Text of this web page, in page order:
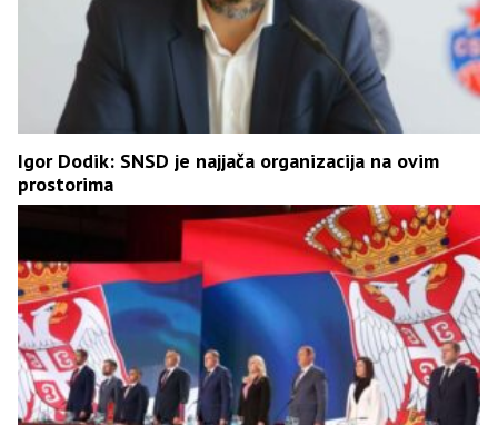
Igor Dodik: SNSD je najjača organizacija na ovim
prostorima